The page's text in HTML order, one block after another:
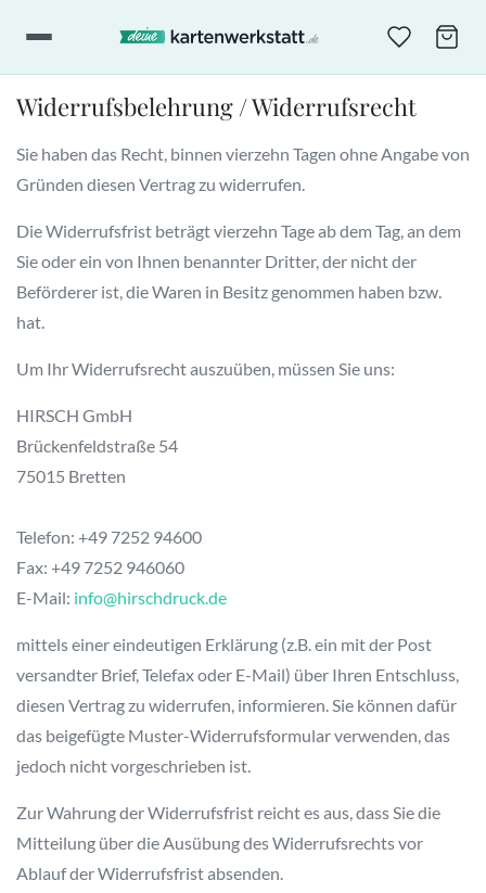
Widerrufsbelehrung / Widerrufsrecht
Sie haben das Recht, binnen vierzehn Tagen ohne Angabe von
Gründen diesen Vertrag zu widerrufen.
Die Widerrufsfrist beträgt vierzehn Tage ab dem Tag, an dem
Sie oder ein von Ihnen benannter Dritter, der nicht der
Beförderer ist, die Waren in Besitz genommen haben bzw.
hat.
Um Ihr Widerrufsrecht auszuüben, müssen Sie uns:
HIRSCH GmbH
Brückenfeldstraße 54
75015 Bretten
Telefon: +49 7252 94600
Fax: +49 7252 946060
E-Mail: info@hirschdruck.de
mittels einer eindeutigen Erklärung (z.B. ein mit der Post
versandter Brief, Telefax oder E-Mail) über Ihren Entschluss,
diesen Vertrag zu widerrufen, informieren. Sie können dafür
das beigefügte Muster-Widerrufsformular verwenden, das
jedoch nicht vorgeschrieben ist.
Zur Wahrung der Widerrufsfrist reicht es aus, dass Sie die
Mitteilung über die Ausübung des Widerrufsrechts vor
Ablauf der Widerrufsfrist absenden.